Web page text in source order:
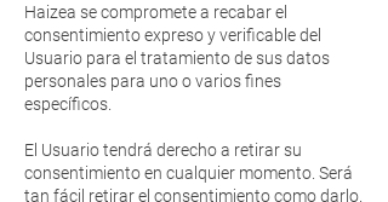
Haizea se compromete a recabar el
consentimiento expreso y verificable del
Usuario para el tratamiento de sus datos
personales para uno o varios fines
específicos.
El Usuario tendrá derecho a retirar su
consentimiento en cualquier momento. Será
tan fácil retirar el consentimiento como darlo.